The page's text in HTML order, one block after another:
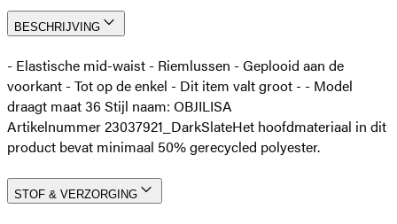
BESCHRIJVING
- Elastische mid-waist - Riemlussen - Geplooid aan de
voorkant - Tot op de enkel - Dit item valt groot - - Model
draagt maat 36 Stijl naam: OBJILISA
Artikelnummer 23037921_DarkSlateHet hoofdmateriaal in dit
product bevat minimaal 50% gerecycled polyester.
STOF & VERZORGING